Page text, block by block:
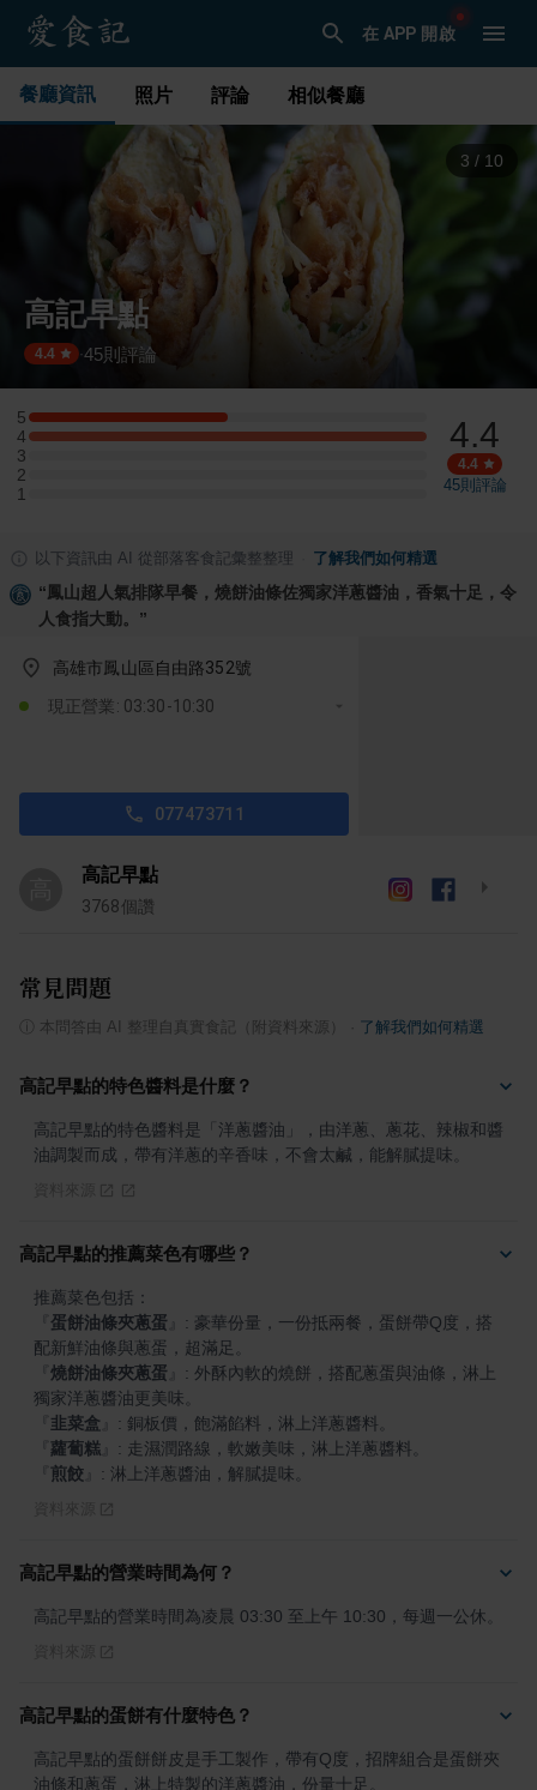
在 APP 開啟
餐廳資訊 照片 評論 相似餐廳
3 / 10
高記早點
4.4 ·45則評論
5
5 星：4 則評論
4
4 星：8 則評論
3
3 星：0 則評論
2
2 星：0 則評論
1
1 星：0 則評論
4.4
4.4
45則評論
以下資訊由 AI 從部落客食記彙整整理 了解我們如何精選
“ 鳳山超人氣排隊早餐，燒餅油條佐獨家洋蔥醬油，香氣十足，令
人食指大動。 ”
高雄市鳳山區自由路352號
現正營業: 03:30-10:30
077473711
高記早點
3768個讚
常見問題
本問答由 AI 整理自真實食記（附資料來源） 了解我們如何精選
高記早點的特色醬料是什麼？
高記早點的特色醬料是「洋蔥醬油」，由洋蔥、蔥花、辣椒和醬
油調製而成，帶有洋蔥的辛香味，不會太鹹，能解膩提味。
高記早點的推薦菜色有哪些？
蛋餅油條夾蔥蛋
: 豪華份量，一份抵兩餐，蛋餅帶Q度，搭
燒餅油條夾蔥蛋
: 外酥內軟的燒餅，搭配蔥蛋與油條，淋上
韭菜盒
蘿蔔糕
煎餃 : 淋上洋蔥醬油，解膩提味。
高記早點的營業時間為何？
高記早點的營業時間為凌晨 03:30 至上午 10:30，每週一公休。
高記早點的蛋餅有什麼特色？
高記早點的蛋餅餅皮是手工製作，帶有Q度，招牌組合是蛋餅夾
油條和蔥蛋，淋上特製的洋蔥醬油，份量十足。